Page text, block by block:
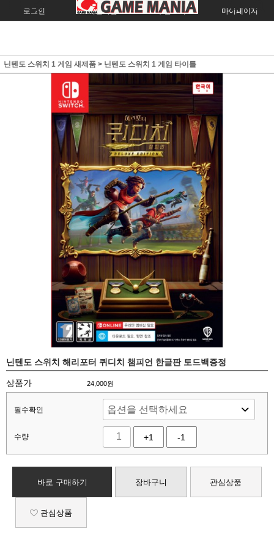
로그인 회원가입 주문조회 마이페이지
닌텐도 스위치 1 게임 새제품 > 닌텐도 스위치 1 게임 타이틀
닌텐도 스위치 해리포터 퀴디치 챔피언 한글판 토드백증정
상품가 24,000원
필수확인
수량 +1 -1
바로 구매하기 장바구니 관심상품
관심상품